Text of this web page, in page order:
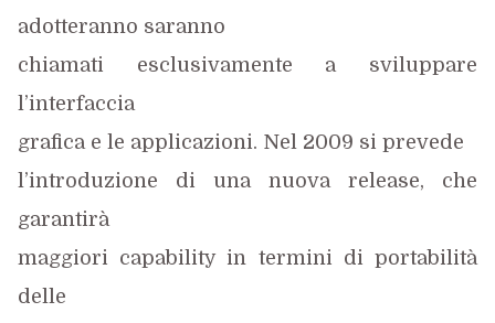
adotteranno saranno
chiamati esclusivamente a sviluppare
l’interfaccia
grafica e le applicazioni. Nel 2009 si prevede
l’introduzione di una nuova release, che
garantirà
maggiori capability in termini di portabilità
delle